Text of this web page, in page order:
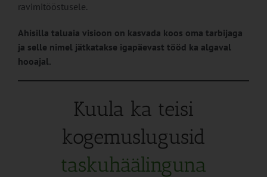
ravimitööstusele.
Ahisilla taluaia visioon on kasvada koos oma tarbijaga
ja selle nimel jätkatakse igapäevast tööd ka algaval
hooajal.
Kuula ka teisi
kogemuslugusid
taskuhäälinguna